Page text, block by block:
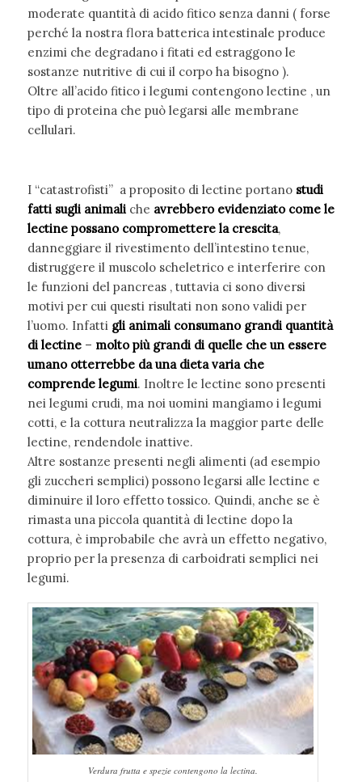
moderate quantità di acido fitico senza danni ( forse
perché la nostra flora batterica intestinale produce
enzimi che degradano i fitati ed estraggono le
sostanze nutritive di cui il corpo ha bisogno ).
Oltre all’acido fitico i legumi contengono lectine , un
tipo di proteina che può legarsi alle membrane
cellulari.
I “catastrofisti” a proposito di lectine portanostudi
fatti sugli animaliche avrebbero evidenziato come le
lectine possano compromettere la crescita,
danneggiare il rivestimento dell’intestino tenue,
distruggere il muscolo scheletrico e interferire con
le funzioni del pancreas , tuttavia ci sono diversi
motivi per cui questi risultati non sono validi per
l’uomo. Infatti gli animali consumano grandi quantità
di lectine– molto più grandi di quelle che un essere
umano otterrebbe da una dieta varia che
comprende legumi. Inoltre le lectine sono presenti
nei legumi crudi, ma noi uomini mangiamo i legumi
cotti, e la cottura neutralizza la maggior parte delle
lectine, rendendole inattive.
Altre sostanze presenti negli alimenti (ad esempio
gli zuccheri semplici) possono legarsi alle lectine e
diminuire il loro effetto tossico. Quindi, anche se è
rimasta una piccola quantità di lectine dopo la
cottura, è improbabile che avrà un effetto negativo,
proprio per la presenza di carboidrati semplici nei
legumi.
Verdura frutta e spezie contengono la lectina.